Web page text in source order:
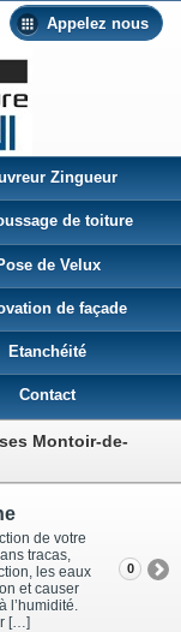
Appelez nous
Zingueur
de toiture
de Velux
de façade
Etanchéité
Contact
Montoir-de-
de votre
tracas,
les eaux
et causer
[…]
0